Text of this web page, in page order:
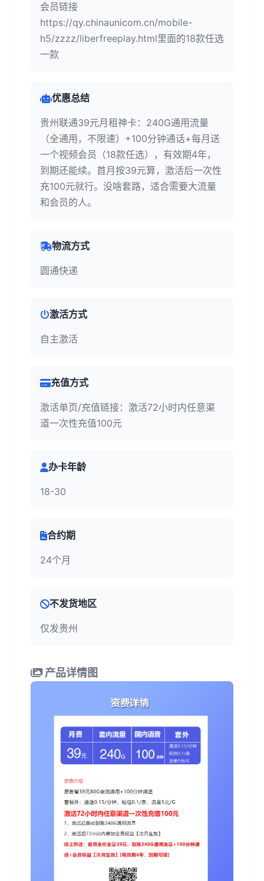
会员链接
https://qy.chinaunicom.cn/mobile-
h5/zzzz/liberfreeplay.html里面的18款任选
一款
优惠总结
贵州联通39元月租神卡：240G通用流量
（全通用，不限速）+100分钟通话+每月送
一个视频会员（18款任选），有效期4年，
到期还能续。首月按39元算，激活后一次性
充100元就行。没啥套路，适合需要大流量
和会员的人。
物流方式
圆通快递
激活方式
自主激活
充值方式
激活单页/充值链接：激活72小时内任意渠
道一次性充值100元
办卡年龄
18-30
合约期
24个月
不发货地区
仅发贵州
产品详情图